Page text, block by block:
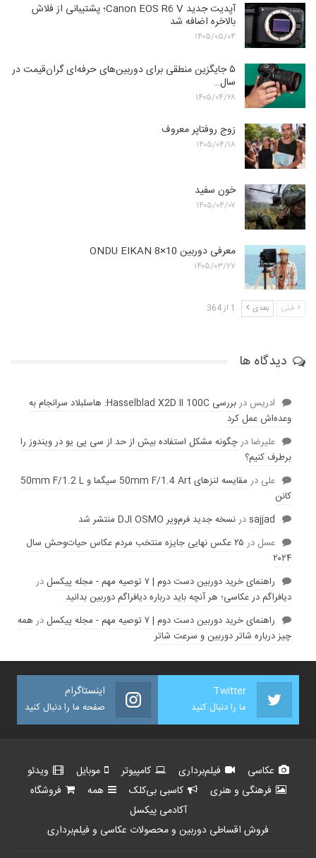
آپدیت جدید Canon EOS R6 V؛ پشتیبانی از فلاش
بالاخره اضافه شد
۱۴۰۵/۰۵/۰۴
۵ جایگزین منطقی برای دوربین‌های حرفه‌ای گران‌قیمت در
سال…
۱۴۰۵/۰۴/۲۸
زوج روفتاپر معروف
۱۴۰۵/۰۴/۱۸
خون سفید
۱۴۰۵/۰۴/۰۷
معرفی دوربین ONDU EIKAN 8×10
۱۴۰۵/۰۳/۲۷
قبلی بعدی 1 از 364
دیدگاه ها
ادریس در
بررسی Hasselblad X2D II 100C: هاسلبلاد سرانجام به
وعده‌‌اش عمل کرد
عليرضادرچگونه مشکل استفاده بیش از حد از سی پی یو در ویندوز را
برطرف کنیم؟
علی در
مقایسه لنز‌های 50mm F/1.4 Art سیگما و 50mm F/1.2 L
کانن
sajjadدرنسخه جدید فرم‌ویر DJI OSMO منتشر شد
عسل در
۲۵ عکس نهایی جایزه منتخب مردم عکاس حیات‌وحش سال
۲۰۲۴
راهنمای خرید دوربین دست دوم | ۷ توصیه مهم - مجله پیکسل
در
دیافراگم در عکاسی؛ هر آنچه باید درباره دیافراگم دوربین بدانید
راهنمای خرید دوربین دست دوم | ۷ توصیه مهم - مجله پیکسل
در همه
چیز درباره شاتر دوربین و سرعت شاتر
Twitter
ما را دنبال کنید
اینستاگرام
صفحه ما را دنبال کنید
عکاسی فیلم‌برداری کامپیوتر موبایل
ویدئو
فرهنگی و هنری
کاسبی بی‌کلک همه
فروشگاه
آکادمی پیکسل
فروش اقساطی دوربین و محصولات عکاسی و فیلم‌برداری